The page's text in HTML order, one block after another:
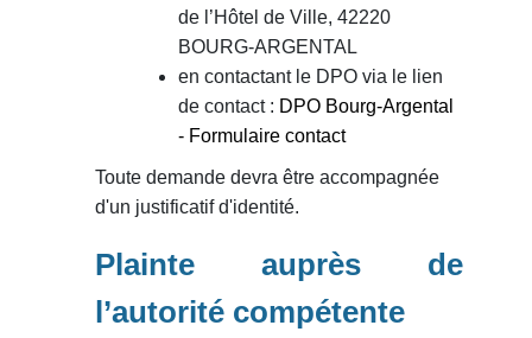
de l’Hôtel de Ville, 42220
BOURG-ARGENTAL
en contactant le DPO via le lien
de contact : DPO Bourg-Argental
- Formulaire contact
Toute demande devra être accompagnée
d'un justificatif d'identité.
Plainte auprès de
l’autorité compétente